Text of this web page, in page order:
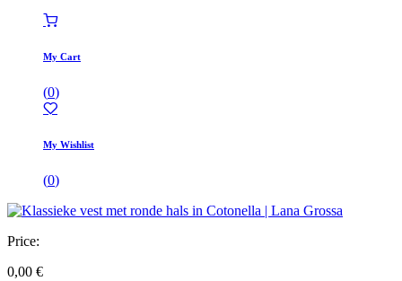
My Cart
(0)
My Wishlist
(0)
Price:
0,00 €